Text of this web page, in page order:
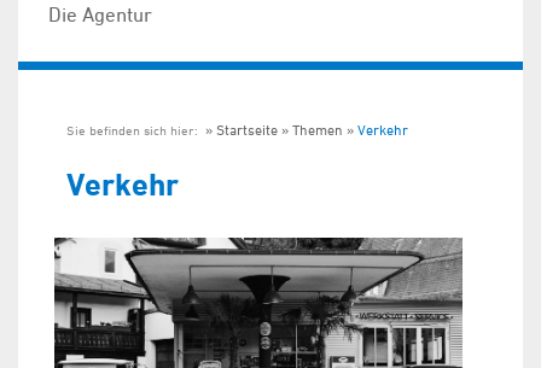
Die Agentur
Sie befinden sich hier: Startseite Themen Verkehr
Verkehr